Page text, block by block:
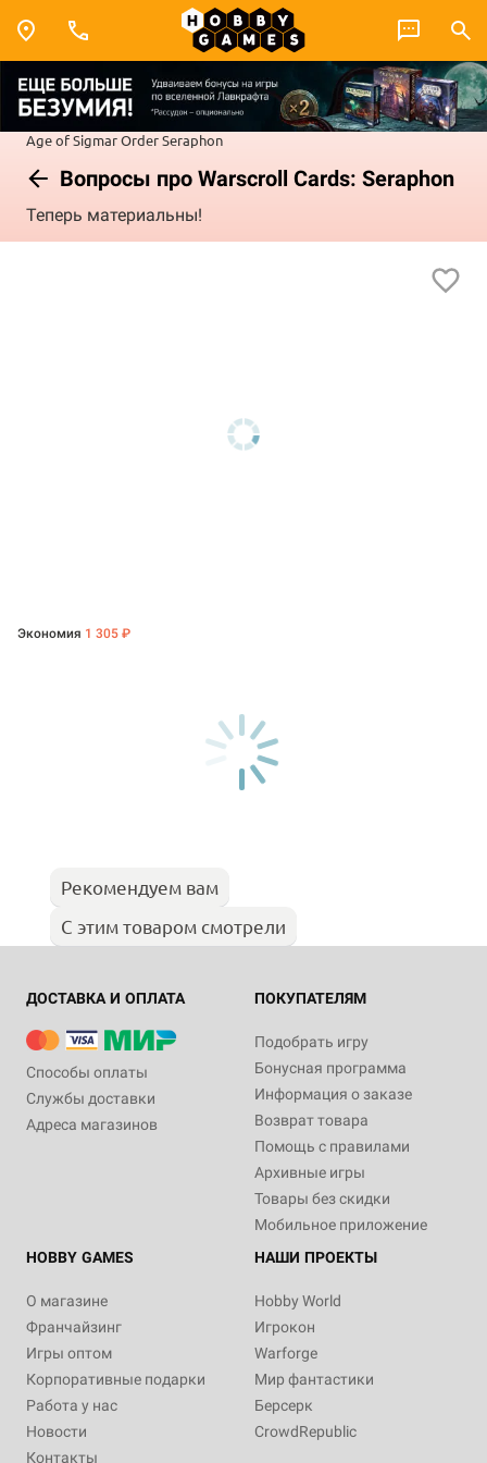
Age of SigmarOrderSeraphon
Вопросы про Warscroll Cards: Seraphon
Теперь материальны!
Экономия 1 305 ₽
Рекомендуем вам
С этим товаром смотрели
ДОСТАВКА И ОПЛАТА
Способы оплаты
Службы доставки
Адреса магазинов
ПОКУПАТЕЛЯМ
Подобрать игру
Бонусная программа
Информация о заказе
Возврат товара
Помощь с правилами
Архивные игры
Товары без скидки
Мобильное приложение
HOBBY GAMES
О магазине
Франчайзинг
Игры оптом
Корпоративные подарки
Работа у нас
Новости
Контакты
НАШИ ПРОЕКТЫ
Hobby World
Игрокон
Warforge
Мир фантастики
Берсерк
CrowdRepublic